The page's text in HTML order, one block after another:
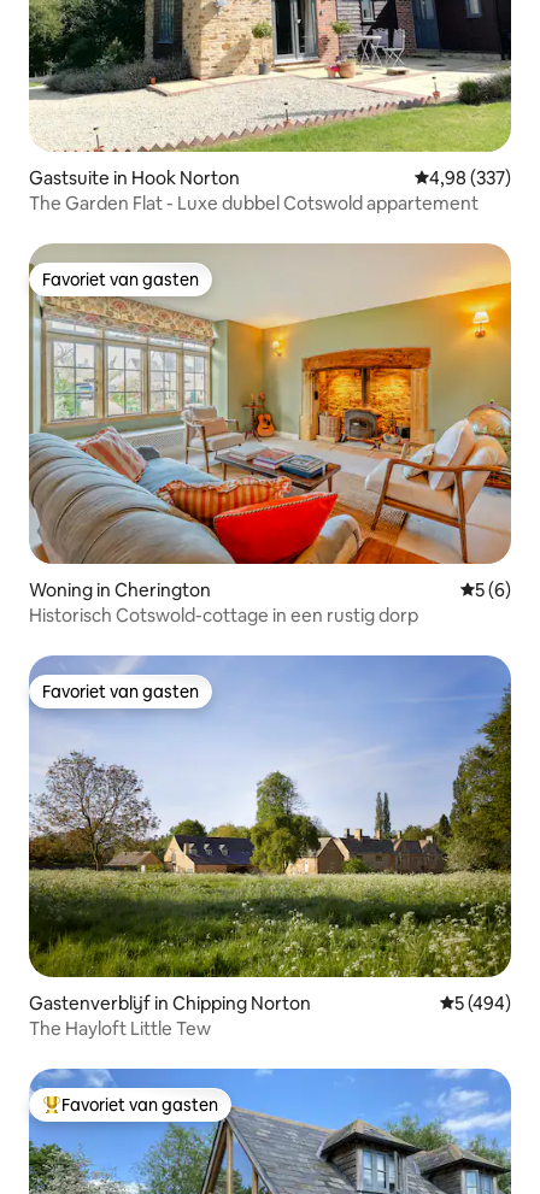
Gastsuite in Hook Norton Gemiddelde
4,98 (337)
The Garden Flat - Luxe dubbel Cotswold appartement
Favoriet van gasten
Favoriet van gasten
Woning in Cherington
5 (6)
Historisch Cotswold-cottage in een rustig dorp
Favoriet van gasten
Favoriet van gasten
Gastenverblijf in Chipping Norton
5 (494)
The Hayloft Little Tew
Topfavoriet van gasten
Favoriet van gasten